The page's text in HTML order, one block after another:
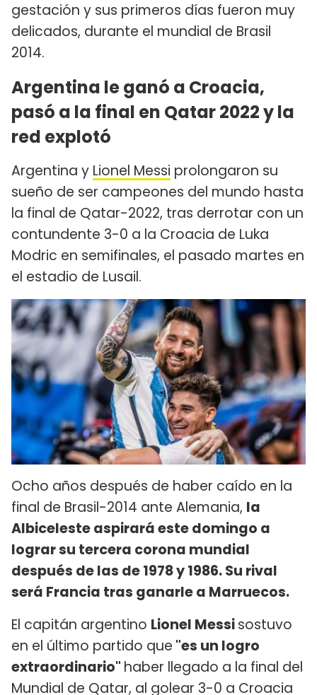
gestación y sus primeros días fueron muy
delicados, durante el mundial de Brasil
2014.
Argentina le ganó a Croacia,
pasó a la final en Qatar 2022 y la
red explotó
Argentina y Lionel Messi prolongaron su
sueño de ser campeones del mundo hasta
la final de Qatar-2022, tras derrotar con un
contundente 3-0 a la Croacia de Luka
Modric en semifinales, el pasado martes en
el estadio de Lusail.
Ocho años después de haber caído en la
final de Brasil-2014 ante Alemania, la
Albiceleste aspirará este domingo a
lograr su tercera corona mundial
después de las de 1978 y 1986. Su rival
será Francia tras ganarle a Marruecos.
El capitán argentino Lionel Messisostuvo
en el último partido que "es un logro
extraordinario" haber llegado a la final del
Mundial de Qatar, al golear 3-0 a Croacia